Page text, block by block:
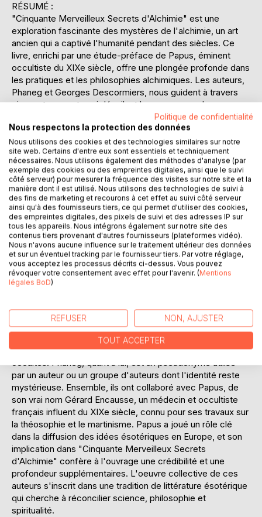
RÉSUMÉ :
"Cinquante Merveilleux Secrets d'Alchimie" est une
exploration fascinante des mystères de l'alchimie, un art
ancien qui a captivé l'humanité pendant des siècles. Ce
livre, enrichi par une étude-préface de Papus, éminent
occultiste du XIXe siècle, offre une plongée profonde dans
les pratiques et les philosophies alchimiques. Les auteurs,
Phaneg et Georges Descormiers, nous guident à travers
cinquante secrets qui dévoilent les processus de
transformation de la matière et de l'esprit, soulignant
l'interconnexion entre le monde matériel et spirituel.
L'ouvrage met en lumière les symboles et les rituels
alchimiques, tout en démystifiant les concepts souvent
obscurs de cette discipline ésotérique. En s'appuyant sur
des textes anciens et des traditions ésotériques, les
auteurs proposent une lecture accessible et érudite qui
saura séduire aussi bien les novices que les initiés. Ce livre
est une invitation à découvrir comment l'alchimie, souvent
perçue comme une quête de la pierre philosophale, est en
réalité une voie de connaissance de soi et de l'univers.
__________________________________________
BIOGRAPHIE DE L'AUTEUR :
auteur dont les contributions à l'étude de l'alchimie et de
l'occultisme sont notables. Bien que les détails
biographiques soient limités, Descormiers est reconnu
pour son approche rigoureuse et érudite des sciences
occultes. Phaneg, quant à lui, est un pseudonyme utilisé
par un auteur ou un groupe d'auteurs dont l'identité reste
mystérieuse. Ensemble, ils ont collaboré avec Papus, de
son vrai nom Gérard Encausse, un médecin et occultiste
français influent du XIXe siècle, connu pour ses travaux sur
la théosophie et le martinisme. Papus a joué un rôle clé
dans la diffusion des idées ésotériques en Europe, et son
implication dans "Cinquante Merveilleux Secrets
d'Alchimie" confère à l'ouvrage une crédibilité et une
profondeur supplémentaires. L'oeuvre collective de ces
auteurs s'inscrit dans une tradition de littérature ésotérique
qui cherche à réconcilier science, philosophie et
spiritualité.
Politique de confidentialité
Nous respectons la protection des données
Nous utilisons des cookies et des technologies similaires sur notre
site web. Certains d'entre eux sont essentiels et techniquement
nécessaires. Nous utilisons également des méthodes d'analyse (par
exemple des cookies ou des empreintes digitales, ainsi que le suivi
côté serveur) pour mesurer la fréquence des visites sur notre site et la
manière dont il est utilisé. Nous utilisons des technologies de suivi à
des fins de marketing et recourons à cet effet au suivi côté serveur
ainsi qu'à des fournisseurs tiers, ce qui permet d'utiliser des cookies,
des empreintes digitales, des pixels de suivi et des adresses IP sur
tous les appareils. Nous intégrons également sur notre site des
contenus tiers provenant d'autres fournisseurs (plateformes vidéo).
Nous n'avons aucune influence sur le traitement ultérieur des données
et sur un éventuel tracking par le fournisseur tiers. Par votre réglage,
vous acceptez les processus décrits ci-dessus. Vous pouvez
révoquer votre consentement avec effet pour l'avenir. (Mentions
légales BoD)
REFUSER NON, AJUSTER
TOUT ACCEPTER